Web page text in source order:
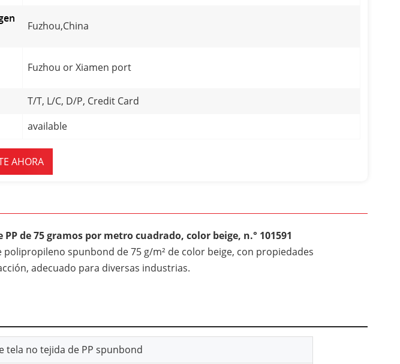
Fuzhou,China
Fuzhou or Xiamen port
T/T, L/C, D/P, Credit Card
available
AHORA
de 75 gramos por metro cuadrado, color beige, n.° 101591
spunbond de 75 g/m² de color beige, con propiedades
adecuado para diversas industrias.
tela no tejida de PP spunbond